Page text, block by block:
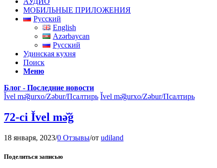
МОБИЛЬНЫЕ ПРИЛОЖЕНИЯ
Русский
English
Azərbaycan
Русский
Удинская кухня
Поиск
Меню
Блог - Последние новости
Ǐvel mə̌ğurxo/Zəbur/Псалтирь Ǐvel mə̌ğurxo/Zəbur/Псалтирь
72-ci Ǐvel mə̌ğ
18 января, 2023/0 Отзывы/от udiland
Поделиться записью